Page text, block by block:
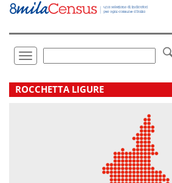
Vai
direttamente
Toggle
navigation
.
ROCCHETTA LIGURE